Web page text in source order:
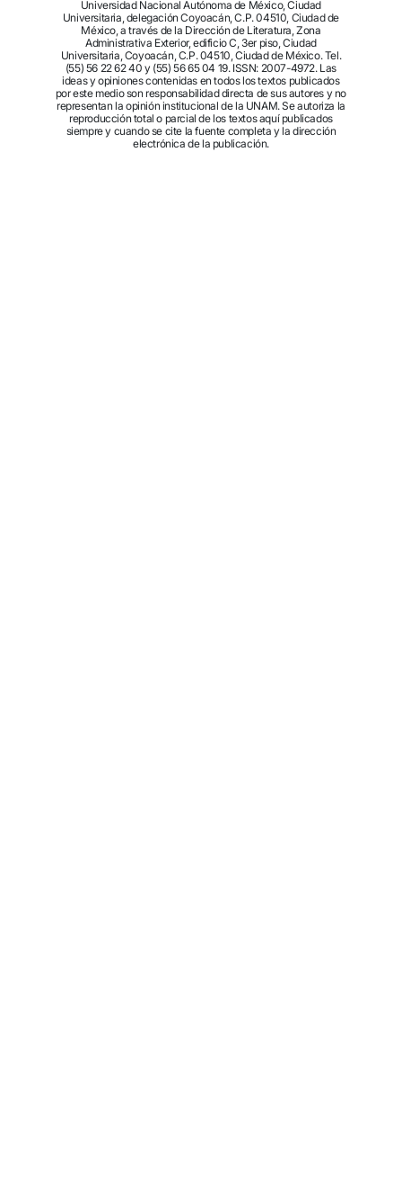
Universidad Nacional Autónoma de México, Ciudad
Universitaria, delegación Coyoacán, C.P. 04510, Ciudad de
México, a través de la Dirección de Literatura, Zona
Administrativa Exterior, edificio C, 3er piso, Ciudad
Universitaria, Coyoacán, C.P. 04510, Ciudad de México. Tel.
(55) 56 22 62 40 y (55) 56 65 04 19. ISSN: 2007-4972. Las
ideas y opiniones contenidas en todos los textos publicados
por este medio son responsabilidad directa de sus autores y no
representan la opinión institucional de la UNAM. Se autoriza la
reproducción total o parcial de los textos aquí publicados
siempre y cuando se cite la fuente completa y la dirección
electrónica de la publicación.